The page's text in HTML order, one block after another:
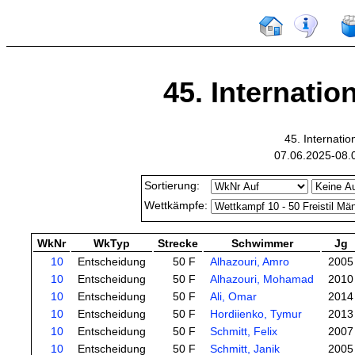
45.
45.
07.06.2025-
Sortierung:
Wettkämpfe:
WkNr WkTyp Strecke Schwimmer
Jg
10
Entscheidung 50 F Alhazouri, Amro
2005
10
Entscheidung 50 F Alhazouri, Mohamad
2010
10
Entscheidung 50 F Ali, Omar
2014
10
Entscheidung 50 F Hordiienko, Tymur
2013
10
Entscheidung 50 F Schmitt, Felix
2007
10
Entscheidung 50 F Schmitt, Janik 2005